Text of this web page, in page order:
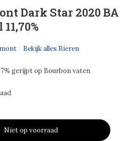
Dark Star 2020 BA
Bekijk alles Bieren
gerijpt op Bourbon vaten
Niet op voorraad